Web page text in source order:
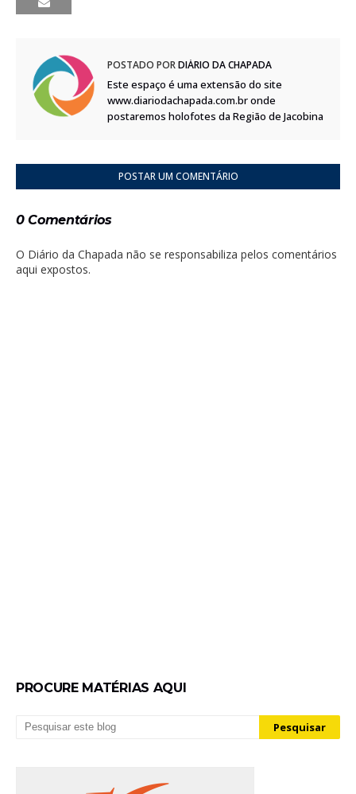
POSTADO PORDIÁRIO DA CHAPADA
Este espaço é uma extensão do site
www.diariodachapada.com.br onde
postaremos holofotes da Região de Jacobina
POSTAR UM COMENTÁRIO
0 Comentários
O Diário da Chapada não se responsabiliza pelos comentários
aqui expostos.
PROCURE MATÉRIAS AQUI